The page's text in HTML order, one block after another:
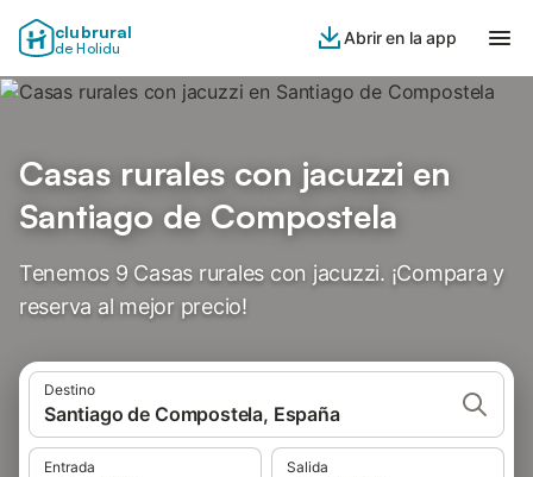
clubrural
de Holidu
Abrir en la app
Casas rurales con jacuzzi en
Santiago de Compostela
Tenemos 9 Casas rurales con jacuzzi. ¡Compara y
reserva al mejor precio!
Destino
Santiago de Compostela, España
Entrada Salida